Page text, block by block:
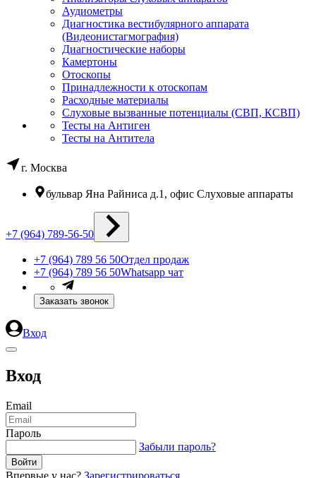
Аудиометры
Диагностика вестибулярного аппарата
(Видеонистагмография)
Диагностические наборы
Камертоны
Отоскопы
Принадлежности к отоскопам
Расходные материалы
Слуховые вызванные потенциалы (СВП, КСВП)
Тесты на Антиген
Тесты на Антитела
г. Москва
бульвар Яна Райниса д.1, офис Слуховые аппараты
+7 (964) 789-56-50
+7 (964) 789 56 50Отдел продаж
+7 (964) 789 56 50Whatsapp чат
Заказать звонок
Вход
Вход
Email
Пароль
Забыли пароль?